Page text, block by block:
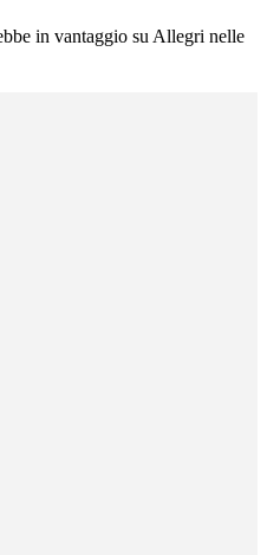
in vantaggio su Allegri nelle